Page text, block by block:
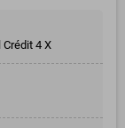
Crédit 4 X